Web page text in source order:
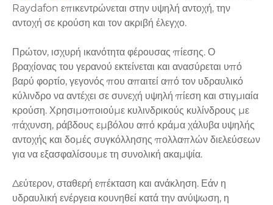
Raydafon επικεντρώνεται στην υψηλή αντοχή, την
αντοχή σε κρούση και τον ακριβή έλεγχο.
Πρώτον, ισχυρή ικανότητα φέρουσας πίεσης. Ο
βραχίονας του γερανού εκτείνεται και ανασύρεται υπό
βαρύ φορτίο, γεγονός που απαιτεί από τον υδραυλικό
κύλινδρο να αντέχει σε συνεχή υψηλή πίεση και στιγμιαία
κρούση. Χρησιμοποιούμε κυλινδρικούς κυλίνδρους με
πάχυνση, ράβδους εμβόλου από κράμα χάλυβα υψηλής
αντοχής και δομές συγκόλλησης πολλαπλών διελεύσεων
για να εξασφαλίσουμε τη συνολική ακαμψία.
Δεύτερον, σταθερή επέκταση και ανάκληση. Εάν η
υδραυλική ενέργεια κουνηθεί κατά την ανύψωση, η